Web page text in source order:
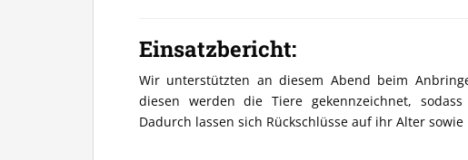
Einsatzbericht:
Wir unterstützten an diesem Abend beim
diesen werden die Tiere gekennzeichnet,
Dadurch lassen sich Rückschlüsse auf ihr Alter